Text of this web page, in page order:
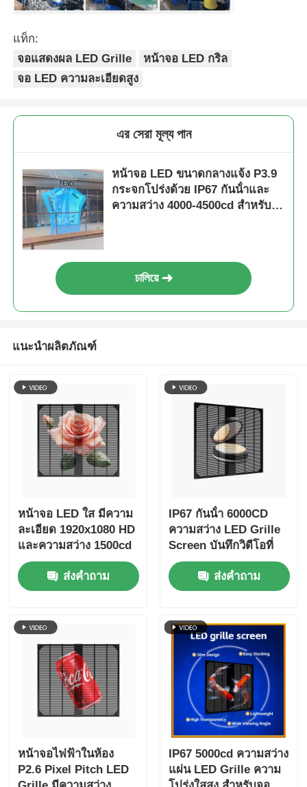
แท็ก:
จอแสดงผล LED Grille
หน้าจอ LED กริล
จอ LED ความละเอียดสูง
এর সেরা মূল্য পান
หน้าจอ LED ขนาดกลางแจ้ง P3.9
กระจกโปร่งด้วย IP67 กันน้ําและ
ความสว่าง 4000-4500cd สําหรับ
চালিয়ে
แนะนำผลิตภัณฑ์
หน้าจอ LED ใส มีความ
ละเอียด 1920x1080 HD
และความสว่าง 1500cd
หน้าจอสัมผัส LED
Grille Screen สําหรับ
การช้อปปิ้ง
ส่งคำถาม
IP67 กันน้ํา 6000CD
ความสว่าง LED Grille
Screen บันทึกวิดีโอที่
สามารถปรับแต่งได้สําห
รับโฆษณาส่งคำถาม
หน้าจอไฟฟ้าในห้อง
P2.6 Pixel Pitch LED
IP67 5000cd ความสว่าง
แผ่น LED Grille ความ